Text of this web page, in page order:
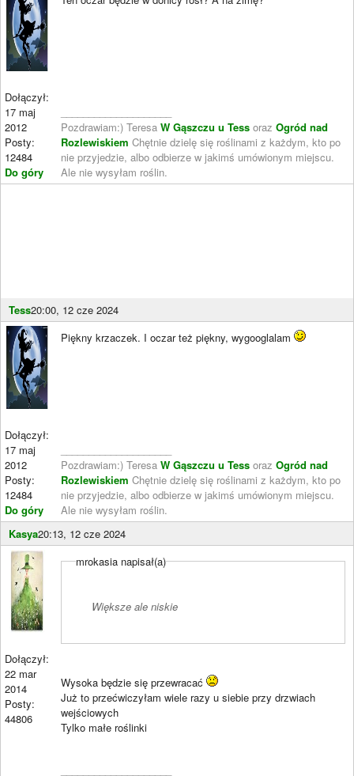
Dołączył:
17 maj
2012
Posty:
12484
Do góry
Pozdrawiam:) Teresa W Gąszczu u Tess oraz Ogród nad
Rozlewiskiem Chętnie dzielę się roślinami z każdym, kto po
nie przyjedzie, albo odbierze w jakimś umówionym miejscu.
Ale nie wysyłam roślin.
Tess20:00, 12 cze 2024
Dołączył:
17 maj
2012
Posty:
12484
Do góry
Piękny krzaczek. I oczar też piękny, wygooglalam
Pozdrawiam:) Teresa W Gąszczu u Tess oraz Ogród nad
Rozlewiskiem Chętnie dzielę się roślinami z każdym, kto po
nie przyjedzie, albo odbierze w jakimś umówionym miejscu.
Ale nie wysyłam roślin.
Kasya20:13, 12 cze 2024
Dołączył:
22 mar
2014
Posty:
44806
mrokasia napisał(a)
Większe ale niskie
Wysoka będzie się przewracać
Już to przećwiczyłam wiele razy u siebie przy drzwiach
wejściowych
Tylko małe roślinki